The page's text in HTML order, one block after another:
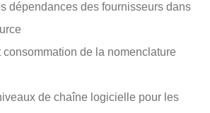
dépendances des fournisseurs dans
consommation de la nomenclature
de chaîne logicielle pour les